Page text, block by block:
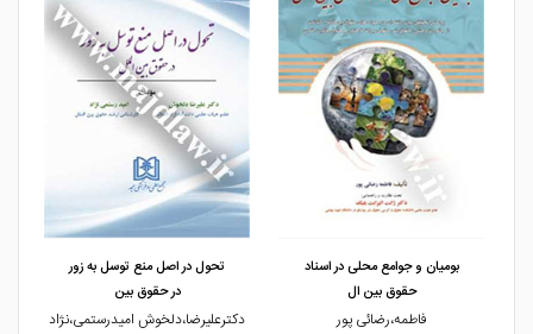
مشاهده و خرید مشاهده و خرید
بومیان و جوامع محلی در اسناد
حقوق بین ال
فاطمه،رضائی پور
تحول در اصل منع توسل به زور
در حقوق بین
دکترعلیرضا،دلخوش امیدرستمی،نژاد